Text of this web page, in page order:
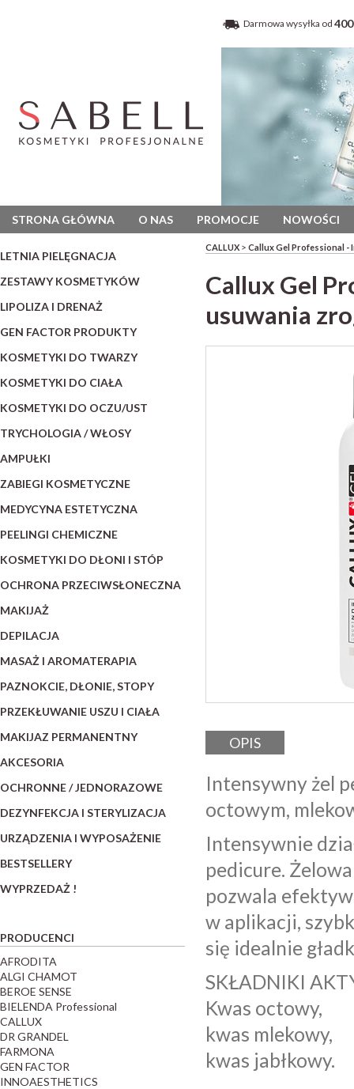
Darmowa wysyłka od 400
STRONA GŁÓWNA O NAS PROMOCJE NOWOŚCI
LETNIA PIELĘGNACJA
ZESTAWY KOSMETYKÓW
LIPOLIZA I DRENAŻ
GEN FACTOR PRODUKTY
KOSMETYKI DO TWARZY
KOSMETYKI DO CIAŁA
KOSMETYKI DO OCZU/UST
TRYCHOLOGIA / WŁOSY
AMPUŁKI
ZABIEGI KOSMETYCZNE
MEDYCYNA ESTETYCZNA
PEELINGI CHEMICZNE
KOSMETYKI DO DŁONI I STÓP
OCHRONA PRZECIWSŁONECZNA
MAKIJAŻ
DEPILACJA
MASAŻ I AROMATERAPIA
PAZNOKCIE, DŁONIE, STOPY
PRZEKŁUWANIE USZU I CIAŁA
MAKIJAZ PERMANENTNY
AKCESORIA
OCHRONNE / JEDNORAZOWE
DEZYNFEKCJA I STERYLIZACJA
URZĄDZENIA I WYPOSAŻENIE
BESTSELLERY
WYPRZEDAŻ !
PRODUCENCI
AFRODITA
ALGI CHAMOT
BEROE SENSE
BIELENDA Professional
CALLUX
DR GRANDEL
FARMONA
GEN FACTOR
INNOAESTHETICS
CALLUX > Callux Gel Professional -
Callux Gel
usuwania
OPIS
Intensywny żel
octowym,
Intensywnie
pedicure.
pozwala
w aplikacji,
się idealnie
SKŁADNIKI
Kwas octowy,
kwas mlekowy,
kwas jabłkowy.